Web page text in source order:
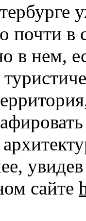
почти
в нем,
сайте